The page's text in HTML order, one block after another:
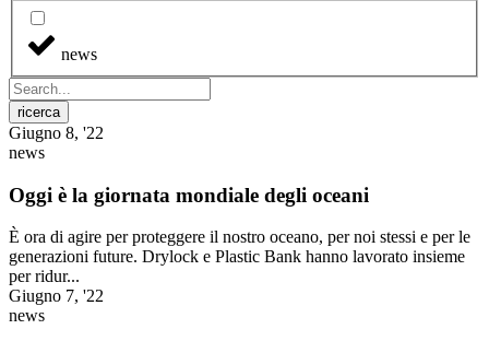
news
ricerca
Giugno 8, '22
news
Oggi è la giornata mondiale degli oceani
È ora di agire per proteggere il nostro oceano, per noi stessi e per le
generazioni future. Drylock e Plastic Bank hanno lavorato insieme
per ridur...
Giugno 7, '22
news